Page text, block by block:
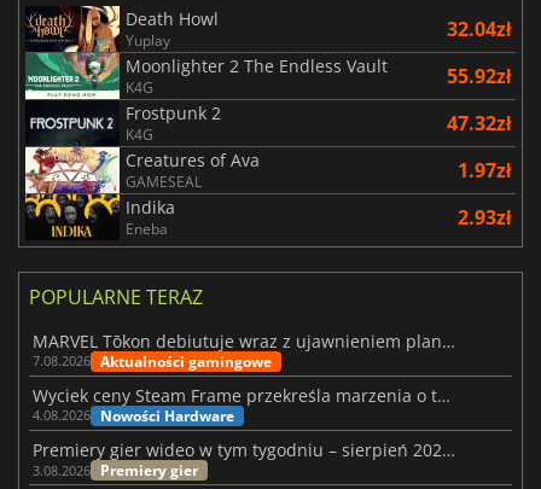
Death Howl
Yuplay 32.04zł
Moonlighter 2 The Endless Vault
K4G 55.92zł
Frostpunk 2
K4G 47.32zł
Creatures of Ava
GAMESEAL 1.97zł
Indika
Eneba 2.93zł
POPULARNE TERAZ
MARVEL Tōkon debiutuje wraz z ujawnieniem planu rozwoju na pierwszy rok
7.08.2026 Aktualności gamingowe
Wyciek ceny Steam Frame przekreśla marzenia o tanim zestawie VR
4.08.2026 Nowości Hardware
Premiery gier wideo w tym tygodniu – sierpień 2026 r. (32. tydzień)
3.08.2026 Premiery gier